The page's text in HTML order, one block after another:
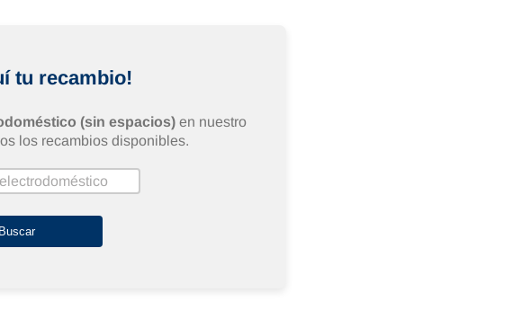
tu recambio!
(sin espacios)en nuestro
los recambios disponibles.
Buscar